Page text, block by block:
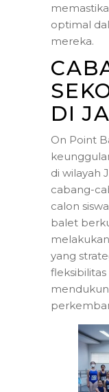
optimal
mereka.
DI
On Point
di wilayah
cabang-
calon
balet
yang